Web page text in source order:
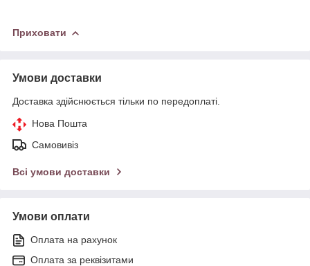
Приховати
Умови доставки
Доставка здійснюється тільки по передоплаті.
Нова Пошта
Самовивіз
Всі умови доставки
Умови оплати
Оплата на рахунок
Оплата за реквізитами